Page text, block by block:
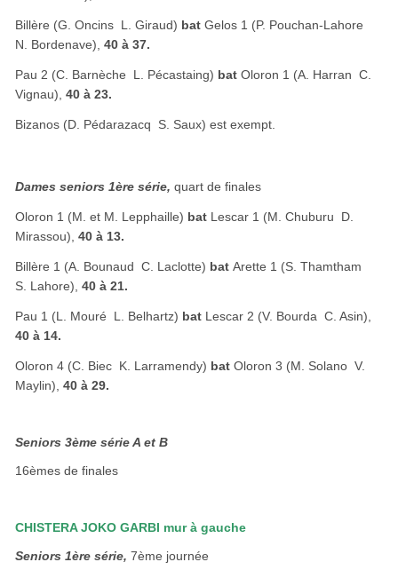
Billère (G. Oncins  L. Giraud) batGelos 1 (P. Pouchan-Lahore 
N. Bordenave),40 à 37.
Pau 2 (C. Barnèche  L. Pécastaing) batOloron 1 (A. Harran  C.
Vignau),40 à 23.
Bizanos (D. Pédarazacq  S. Saux) est exempt.
Dames seniors 1ère série,quart de finales
Oloron 1 (M. et M. Lepphaille) bat Lescar 1 (M. Chuburu  D.
Mirassou),40 à 13.
Billère 1 (A. Bounaud  C. Laclotte) batArette 1 (S. Thamtham 
S. Lahore), 40 à 21.
Pau 1 (L. Mouré  L. Belhartz) bat Lescar 2 (V. Bourda  C. Asin),
40 à 14.
Oloron 4 (C. Biec  K. Larramendy) bat Oloron 3 (M. Solano  V.
Maylin),40 à 29.
Seniors 3ème série A et B
16èmes de finales
CHISTERA JOKO GARBI mur à gauche
Seniors 1ère série,7ème journée